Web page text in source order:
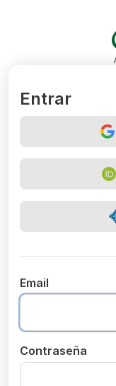
Entrar
Email
Contraseña